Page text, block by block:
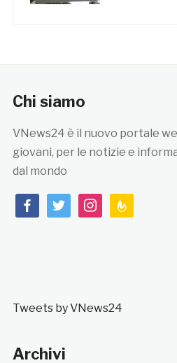
Chi siamo
VNews24 è il nuovo portale
giovani, per le notizie e
dal mondo
facebooktwitterinstagramfeedburner
Tweets by VNews24
Archivi